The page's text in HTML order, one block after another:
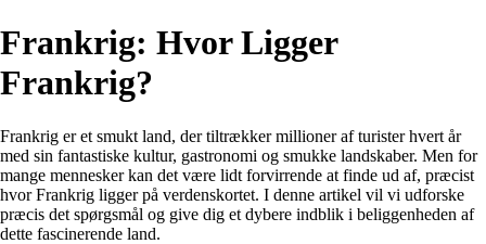
Frankrig: Hvor Ligger
Frankrig?
Frankrig er et smukt land, der tiltrækker millioner af turister hvert år
med sin fantastiske kultur, gastronomi og smukke landskaber. Men for
mange mennesker kan det være lidt forvirrende at finde ud af, præcist
hvor Frankrig ligger på verdenskortet. I denne artikel vil vi udforske
præcis det spørgsmål og give dig et dybere indblik i beliggenheden af
dette fascinerende land.